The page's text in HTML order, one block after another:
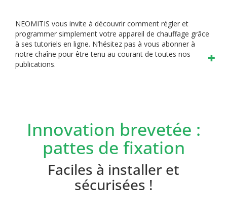
NEOMITIS vous invite à découvrir comment régler et
programmer simplement votre appareil de chauffage grâce
à ses tutoriels en ligne. N’hésitez pas à vous abonner à
notre chaîne pour être tenu au courant de toutes nos
publications.
Innovation brevetée :
pattes de fixation
Faciles à installer et
sécurisées !